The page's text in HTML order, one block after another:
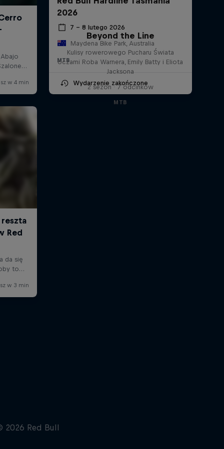
2026
7 – 8 lutego 2026
Maydena Bike Park, Australia
MTB
Wydarzenie zakończone
Beyond the Line
Kulisy rowerowego Pucharu Świata
oczami Roba Warnera, Emily Batty i Eliota
Jacksona
2 sezon · 7 odcinków
MTB